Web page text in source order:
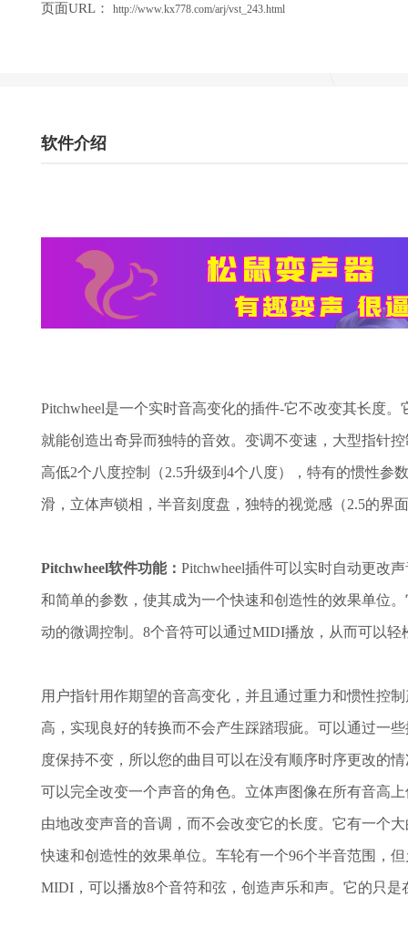
页面URL： http://www.kx778.com/arj/vst_243.html
软件介绍
Pitchwheel是一个实时音高变化的插件-它不改变其长度
就能创造出奇异而独特的音效。变调不变速，大型指针
高低2个八度控制（2.5升级到4个八度），特有的惯性参
滑，立体声锁相，半音刻度盘，独特的视觉感（2.5的界
Pitchwheel软件功能： Pitchwheel插件可以实时自动更改
和简单的参数，使其成为一个快速和创造性的效果单位
动的微调控制。8个音符可以通过MIDI播放，从而可以轻
用户指针用作期望的音高变化，并且通过重力和惯性控
高，实现良好的转换而不会产生踩踏瑕疵。可以通过一
度保持不变，所以您的曲目可以在没有顺序时序更改的
可以完全改变一个声音的角色。立体声图像在所有音高
由地改变声音的音调，而不会改变它的长度。它有一个
快速和创造性的效果单位。车轮有一个96个半音范围，
MIDI，可以播放8个音符和弦，创造声乐和声。它的只